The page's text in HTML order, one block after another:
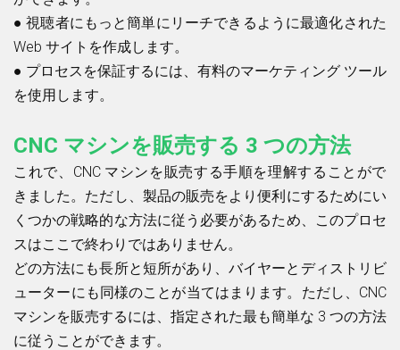
●視聴者にもっと簡単にリーチできるように最適化された
Web サイトを作成します。
● プロセスを保証するには、有料のマーケティング ツール
を使用します。
CNC マシンを販売する 3 つの方法
これで、CNC マシンを販売する手順を理解することがで
きました。ただし、製品の販売をより便利にするためにい
くつかの戦略的な方法に従う必要があるため、このプロセ
スはここで終わりではありません。
どの方法にも長所と短所があり、バイヤーとディストリビ
ューターにも同様のことが当てはまります。ただし、CNC
マシンを販売するには、指定された最も簡単な 3 つの方法
に従うことができます。